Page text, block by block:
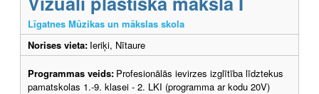
Līgatnes Mūzikas un mākslas skola
Norises vieta: Ieriķi, Nītaure
Programmas veids: Profesionālās ievirzes izglītība līdztekus
pamatskolas 1.-9. klasei - 2. LKI (programma ar kodu 20V)